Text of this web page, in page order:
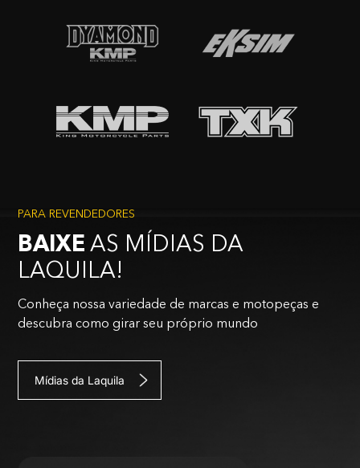
PARA REVENDEDORES
BAIXE AS MÍDIAS DA
LAQUILA!
Conheça nossa variedade de marcas e motopeças e
descubra como girar seu próprio mundo
Mídias da Laquila